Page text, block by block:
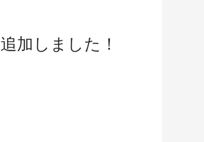
加しました！